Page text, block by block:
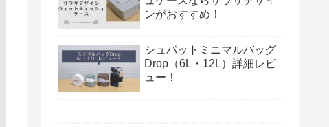
ンがおすすめ！
シュパットミニマルバッグ
Drop（6L・12L）詳細レビ
ュー！